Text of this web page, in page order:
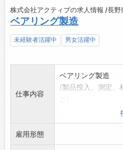
株式会社アクティブの求人情報 /長野
ベアリング製造
未経験者活躍中 男女活躍中
仕事内容
ベアリング製造
(製品投入、測定、
クリーンルーム内
立作業
雇用形態